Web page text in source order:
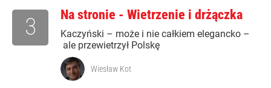
Na stronie - Wietrzenie i drżączka
Kaczyński – może i nie całkiem elegancko –
ale przewietrzył Polskę
3
Wiesław Kot